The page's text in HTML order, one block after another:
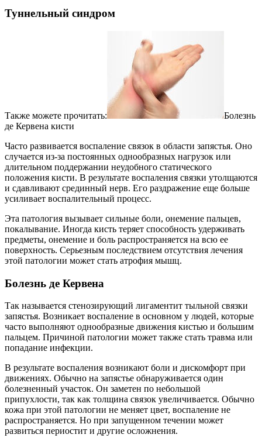
Туннельный синдром
Также можете прочитать:
Болезнь
де Кервена кисти
Часто развивается воспаление связок в области запястья. Оно
случается из-за постоянных однообразных нагрузок или
длительном поддержании неудобного статического
положения кисти. В результате воспаления связки утолщаются
и сдавливают срединный нерв. Его раздражение еще больше
усиливает воспалительный процесс.
Эта патология вызывает сильные боли, онемение пальцев,
покалывание. Иногда кисть теряет способность удерживать
предметы, онемение и боль распространяется на всю ее
поверхность. Серьезным последствием отсутствия лечения
этой патологии может стать атрофия мышц.
Болезнь де Кервена
Так называется стенозирующий лигаментит тыльной связки
запястья. Возникает воспаление в основном у людей, которые
часто выполняют однообразные движения кистью и большим
пальцем. Причиной патологии может также стать травма или
попадание инфекции.
В результате воспаления возникают боли и дискомфорт при
движениях. Обычно на запястье обнаруживается один
болезненный участок. Он заметен по небольшой
припухлости, так как толщина связок увеличивается. Обычно
кожа при этой патологии не меняет цвет, воспаление не
распространяется. Но при запущенном течении может
развиться периостит и другие осложнения.